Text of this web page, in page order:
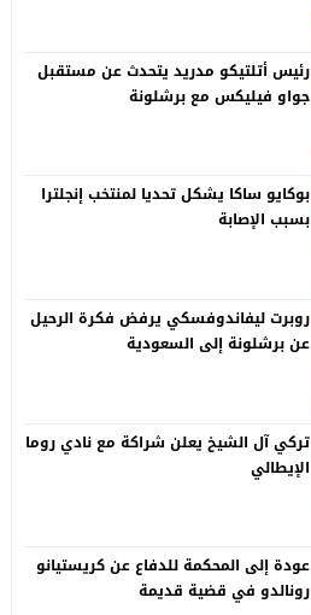
رئيس أتلتيكو مدريد يتحدث عن مستقبل
جواو فيليكس مع برشلونة
بوكايو ساكا يشكل تحديا لمنتخب إنجلترا
بسبب الإصابة
روبرت ليفاندوفسكي يرفض فكرة الرحيل
عن برشلونة إلى السعودية
تركي آل الشيخ يعلن شراكة مع نادي روما
الإيطالي
عودة إلى المحكمة للدفاع عن كريستيانو
رونالدو في قضية قديمة